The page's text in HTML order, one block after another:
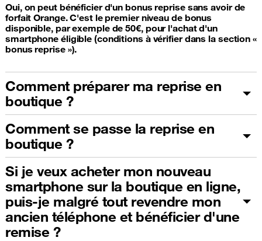
Oui, on peut bénéficier d'un bonus reprise sans avoir de
forfait Orange. C'est le premier niveau de bonus
disponible, par exemple de 50€, pour l'achat d'un
smartphone éligible (conditions à vérifier dans la section «
bonus reprise »).
Comment préparer ma reprise en
boutique ?
Comment se passe la reprise en
boutique ?
Si je veux acheter mon nouveau
smartphone sur la boutique en ligne,
puis-je malgré tout revendre mon
ancien téléphone et bénéficier d'une
remise ?